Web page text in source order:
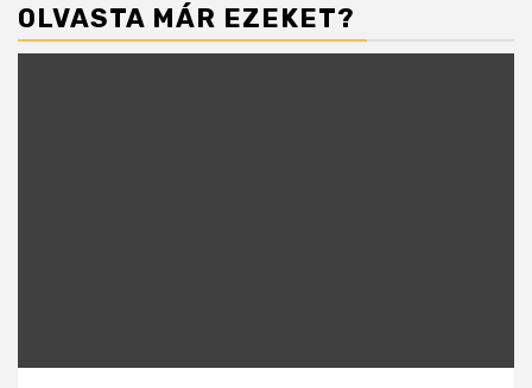
OLVASTA MÁR EZEKET?